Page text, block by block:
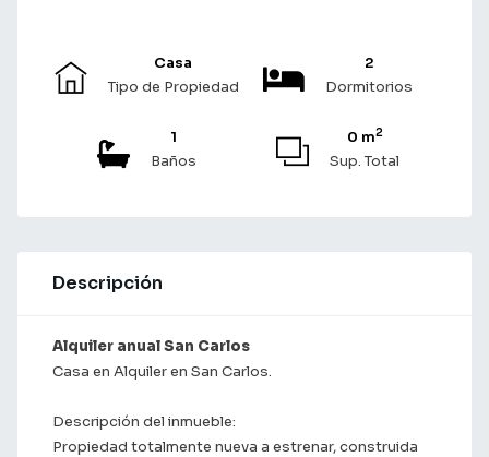
Casa
Tipo de Propiedad
2
Dormitorios
1
Baños
0 m2
Sup. Total
Descripción
Alquiler anual San Carlos
Casa en Alquiler en San Carlos.
Descripción del inmueble:
Propiedad totalmente nueva a estrenar, construida